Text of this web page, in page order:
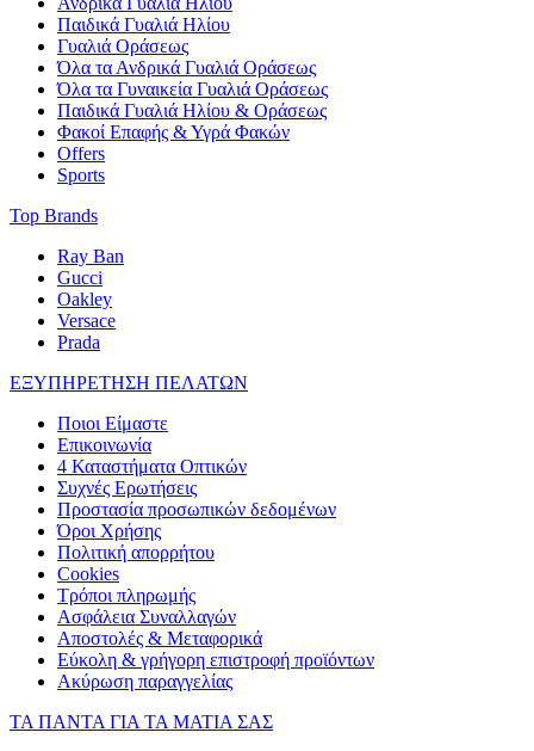
Παιδικά Γυαλιά Ηλίου
Γυαλιά Οράσεως
Όλα τα Ανδρικά Γυαλιά Οράσεως
Όλα τα Γυναικεία Γυαλιά Οράσεως
Παιδικά Γυαλιά Ηλίου & Οράσεως
Φακοί Επαφής & Υγρά Φακών
Offers
Sports
Top Brands
Ray Ban
Gucci
Oakley
Versace
Prada
ΕΞΥΠΗΡΕΤΗΣΗ ΠΕΛΑΤΩΝ
Ποιοι Είμαστε
Επικοινωνία
4 Καταστήματα Οπτικών
Συχνές Ερωτήσεις
Προστασία προσωπικών δεδομένων
Όροι Χρήσης
Πολιτική απορρήτου
Cookies
Τρόποι πληρωμής
Ασφάλεια Συναλλαγών
Αποστολές & Μεταφορικά
Εύκολη & γρήγορη επιστροφή προϊόντων
Ακύρωση παραγγελίας
ΤΑ ΠΑΝΤΑ ΓΙΑ ΤΑ ΜΑΤΙΑ ΣΑΣ